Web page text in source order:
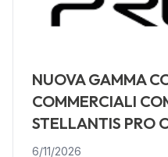
NUOVA GAMMA
COMMERCIALI
STELLANTIS PRO
6/11/2026